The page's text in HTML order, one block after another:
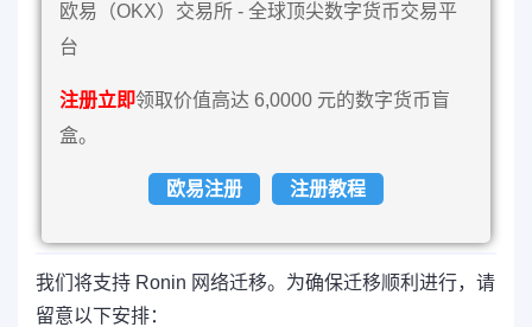
欧易（OKX）交易所 - 全球顶尖数字货币交易平
台
注册立即领取价值高达 6,0000 元的数字货币盲
盒。
欧易注册 注册教程
我们将支持 Ronin 网络迁移。为确保迁移顺利进行，请
留意以下安排：